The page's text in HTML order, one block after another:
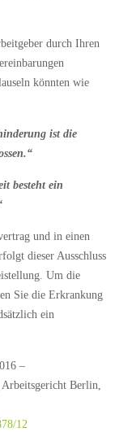
durch Ihren
könnten wie
ist die
besteht ein
und in einen
dieser Ausschluss
Um die
Sie die Erkrankung
ein
–
Arbeitsgericht Berlin,
12